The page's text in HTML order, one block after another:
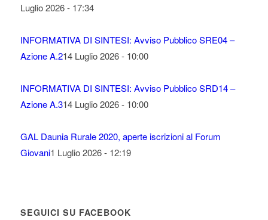
Luglio 2026 - 17:34
INFORMATIVA DI SINTESI: Avviso Pubblico SRE04 –
Azione A.214 Luglio 2026 - 10:00
INFORMATIVA DI SINTESI: Avviso Pubblico SRD14 –
Azione A.314 Luglio 2026 - 10:00
GAL Daunia Rurale 2020, aperte iscrizioni al Forum
Giovani1 Luglio 2026 - 12:19
SEGUICI SU FACEBOOK